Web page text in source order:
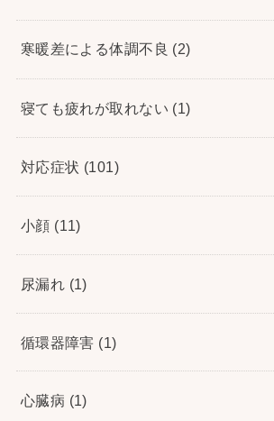
寒暖差による体調不良 (2)
寝ても疲れが取れない (1)
対応症状 (101)
小顔 (11)
尿漏れ (1)
循環器障害 (1)
心臓病 (1)